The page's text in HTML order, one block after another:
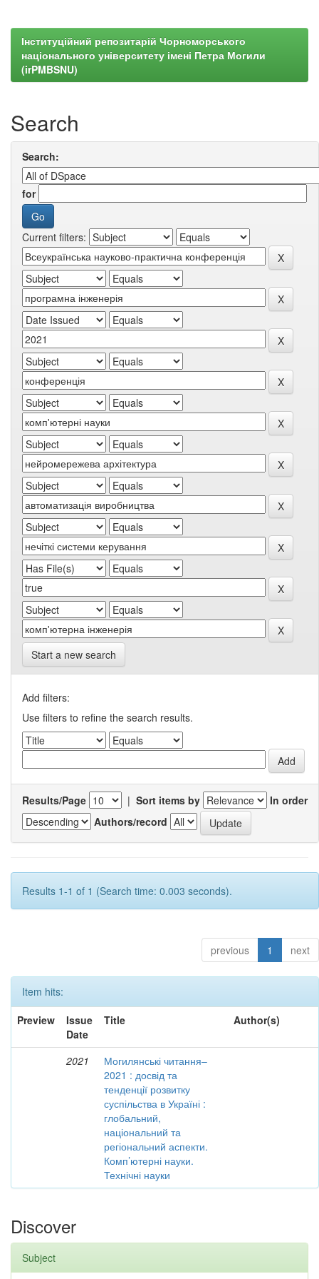
Інституційний репозитарій Чорноморського
національного університету імені Петра Могили
(irPMBSNU)
Search
Search:
for
Current filters:
Start a new search
Add filters:
Use filters to refine the search results.
Results/Page | Sort items by
In order
Authors/record
Results 1-1 of 1 (Search time: 0.003 seconds).
previous 1 next
Item hits:
Preview
Issue
Date
Title Author(s)
2021
Могилянські читання–
2021 : досвід та
тенденції розвитку
суспільства в Україні :
глобальний,
національний та
регіональний аспекти.
Комп’ютерні науки.
Технічні науки
Discover
Subject